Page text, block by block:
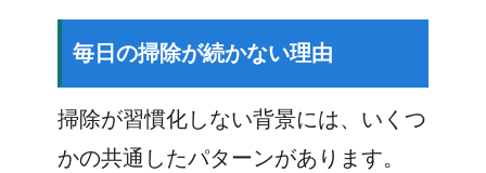
毎日の掃除が続かない理由
掃除が習慣化しない背景には、いくつ
かの共通したパターンがあります。